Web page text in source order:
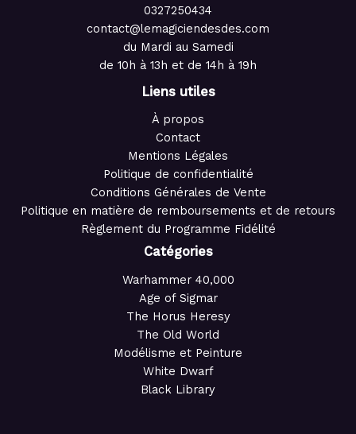
0327250434
contact@lemagiciendesdes.com
du Mardi au Samedi
de 10h à 13h et de 14h à 19h
Liens utiles
À propos
Contact
Mentions Légales
Politique de confidentialité
Conditions Générales de Vente
Politique en matière de remboursements et de retours
Règlement du Programme Fidélité
Catégories
Warhammer 40,000
Age of Sigmar
The Horus Heresy
The Old World
Modélisme et Peinture
White Dwarf
Black Library